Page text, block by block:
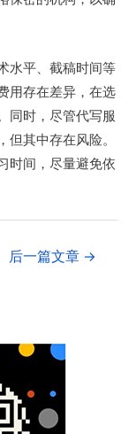
水平、截稿时间等
用存在差异，在选
同时，尽管代写服
其中存在风险。
时间，尽量避免依
后一篇文章 →